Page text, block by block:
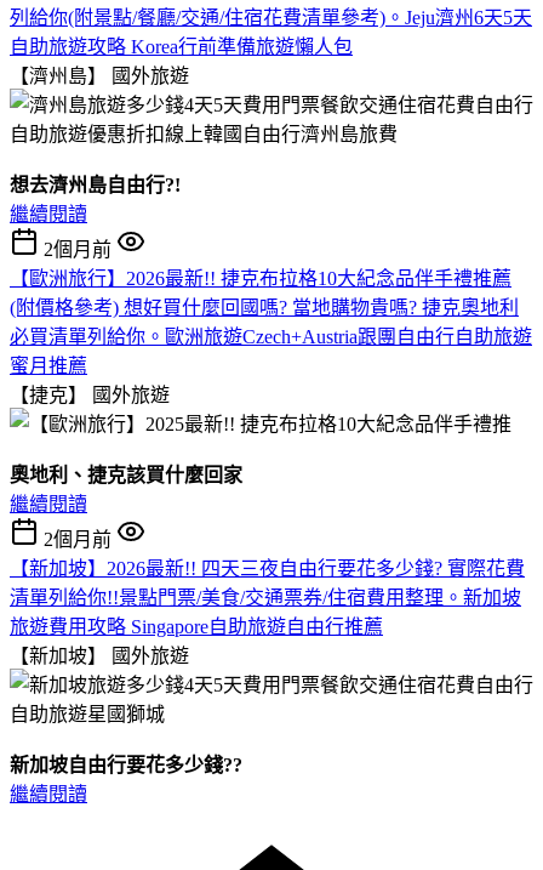
列給你(附景點/餐廳/交通/住宿花費清單參考)。Jeju濟州6天5天
自助旅遊攻略 Korea行前準備旅遊懶人包
【濟州島】
國外旅遊
想去濟州島自由行?!
繼續閱讀
2個月前
【歐洲旅行】2026最新!! 捷克布拉格10大紀念品伴手禮推薦
(附價格參考) 想好買什麼回國嗎? 當地購物貴嗎? 捷克奧地利
必買清單列給你。歐洲旅遊Czech+Austria跟團自由行自助旅遊
蜜月推薦
【捷克】
國外旅遊
奧地利、捷克該買什麼回家
繼續閱讀
2個月前
【新加坡】2026最新!! 四天三夜自由行要花多少錢? 實際花費
清單列給你!!景點門票/美食/交通票券/住宿費用整理。新加坡
旅遊費用攻略 Singapore自助旅遊自由行推薦
【新加坡】
國外旅遊
新加坡自由行要花多少錢??
繼續閱讀